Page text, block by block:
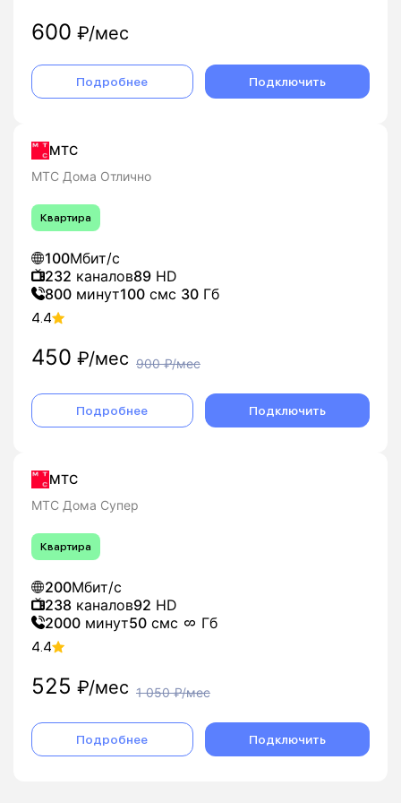
600 ₽/мес
Подробнее Подключить
МТС
МТС Дома Отлично
Квартира
100Мбит/с
232 каналов89 HD
800 минут100 смс 30 Гб
4.4
450 ₽/мес 900₽/мес
Подробнее Подключить
МТС
МТС Дома Супер
Квартира
200Мбит/с
238 каналов92 HD
2000 минут50 смс Гб
4.4
525 ₽/мес 1 050₽/мес
Подробнее Подключить